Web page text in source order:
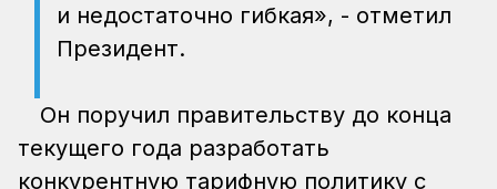
и недостаточно гибкая», - отметил
Президент.
Он поручил правительству до конца
текущего года разработать
конкурентную тарифную политику с